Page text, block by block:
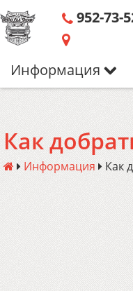
952-
Информация
Как
Информация Как